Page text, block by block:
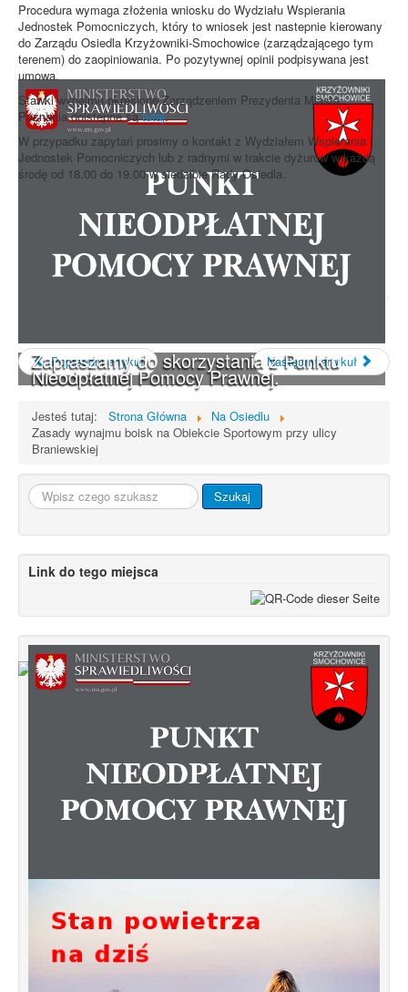
Zapraszamy do skorzystania z Punktu
Nieodpłatnej Pomocy Prawnej.
Od 1 stycznia 2023 roku zmiany w
kursujących na Krzyżowniki-Smochowice
Procedura wymaga złożenia wniosku do Wydziału Wspierania
Jednostek Pomocniczych, który to wniosek jest nastepnie kierowany
do Zarządu Osiedla Krzyżowniki-Smochowice (zarządzającego tym
terenem) do zaopiniowania. Po pozytywnej opinii podpisywana jest
umowa.
Stawki wynajmu określone Zarządzeniem Prezydenta Miasta
Poznania doistepne sątutaj.
W przypadku zapytań prosimy o kontakt z Wydziałem Wspierania
Jednostek Pomocniczych lub z radnymi w trakcie dyżurów w każdą
środę od 18.00 do 19.00 w siedzibie Rady Osiedla.
Poprzedni artykuł Następny artykuł
Jesteś tutaj: Strona Główna
Na Osiedlu
Zasady wynajmu boisk na Obiekcie Sportowym przy ulicy
Braniewskiej
Szukaj... Szukaj
Link do tego miejsca